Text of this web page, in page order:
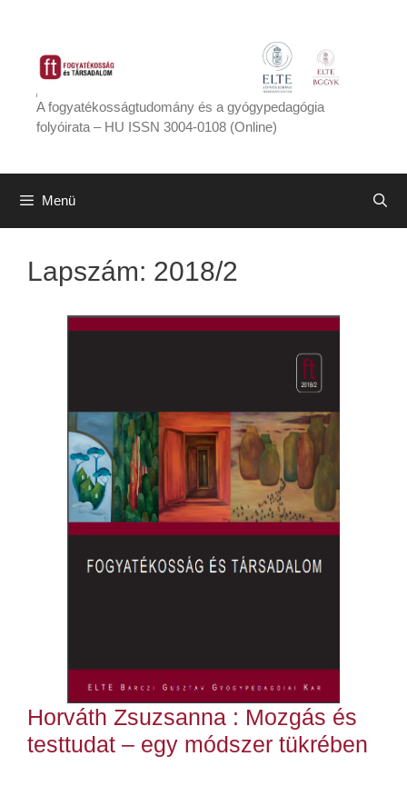
tartalomba
A fogyatékosságtudomány és a gyógypedagógia
folyóirata – HU ISSN 3004-0108 (Online)
Menü
Lapszám: 2018/2
Horváth Zsuzsanna : Mozgás és
testtudat – egy módszer tükrében